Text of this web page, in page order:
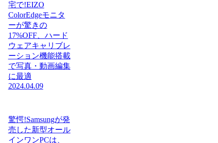
宅で!EIZO
ColorEdgeモニタ
ーが驚きの
17%OFF、ハード
ウェアキャリブレ
ーション機能搭載
で写真・動画編集
に最適
2024.04.09
驚愕!Samsungが発
売した新型オール
インワンPCは、